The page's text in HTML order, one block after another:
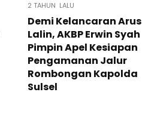
2 TAHUN LALU
Demi Kelancaran Arus
Lalin, AKBP Erwin Syah
Pimpin Apel Kesiapan
Pengamanan Jalur
Rombongan Kapolda
Sulsel